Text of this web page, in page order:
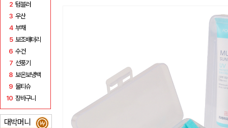
2 텀블러
3 우산
4 부채
5 보조배터리
6 수건
7 선풍기
8 보온보냉백
9 물티슈
10 장바구니
대박머니 ₩